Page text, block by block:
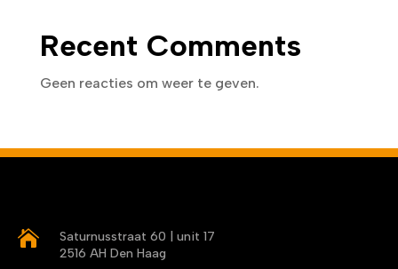
Recent Comments
Geen reacties om weer te geven.

Saturnusstraat 60 | unit 17
2516 AH Den Haag